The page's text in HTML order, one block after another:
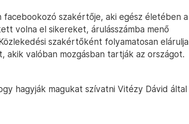
szakértője, aki egész életében a
volna el sikereket, árulásszámba menő
szakértőként folyamatosan elárulja
akik valóban mozgásban tartják az országot.
hagyják magukat szívatni Vitézy Dávid által